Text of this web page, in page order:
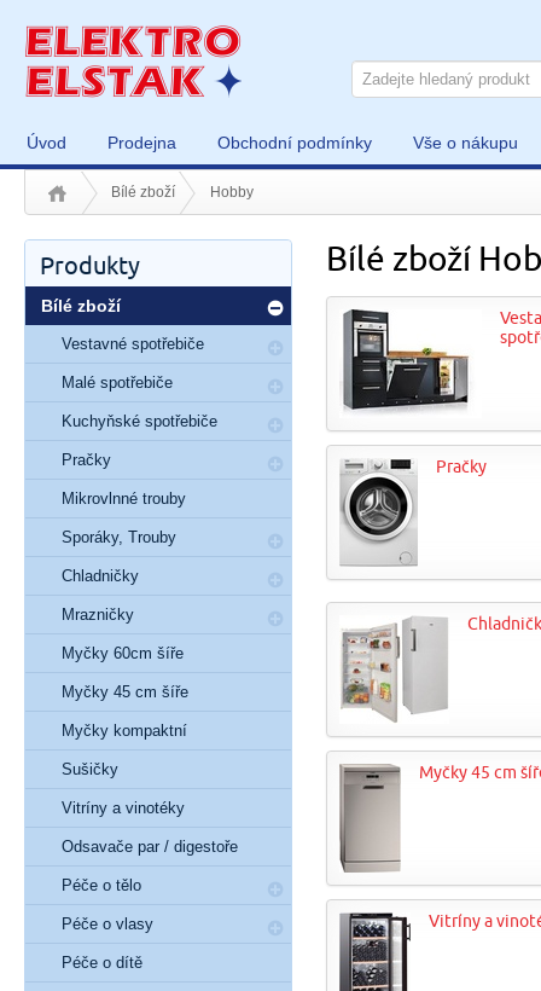
Úvod Prodejna Obchodní podmínky Vše o nákupu
Bílé zboží Hobby
Bílé zboží
Pračky
Myčky 45 cm
Vitríny a
Produkty
Bílé zboží
Vestavné spotřebiče
Malé spotřebiče
Kuchyňské spotřebiče
Pračky
Mikrovlnné trouby
Sporáky, Trouby
Chladničky
Mrazničky
Myčky 60cm šíře
Myčky 45 cm šíře
Myčky kompaktní
Sušičky
Vitríny a vinotéky
Odsavače par / digestoře
Péče o tělo
Péče o vlasy
Péče o dítě